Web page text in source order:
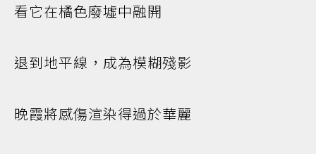
看它在橘色廢墟中融開
退到地平線，成為模糊殘影
晚霞將感傷渲染得過於華麗